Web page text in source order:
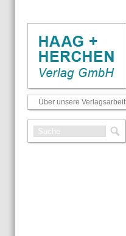
Über unsere Verlagsarbeit